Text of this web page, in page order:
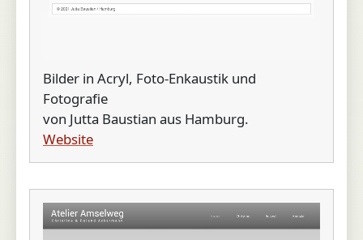
Bilder in Acryl, Foto-Enkaustik und
Fotografie
von Jutta Baustian aus Hamburg.
Website